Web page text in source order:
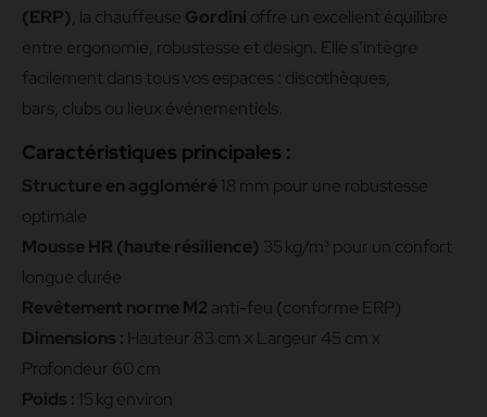
(ERP) , la chauffeuse Gordini offre un excellent équilibre
entre ergonomie, robustesse et design. Elle s’intègre
facilement dans tous vos espaces : discothèques,
bars, clubs ou lieux événementiels.
Caractéristiques principales :
Structure en aggloméré 18 mm pour une robustesse
optimale
Mousse HR (haute résilience) 35 kg/m³ pour un confort
longue durée
Revêtement norme M2 anti-feu (conforme ERP)
Dimensions : Hauteur 83 cm x Largeur 45 cm x
Profondeur 60 cm
Poids : 15 kg environ